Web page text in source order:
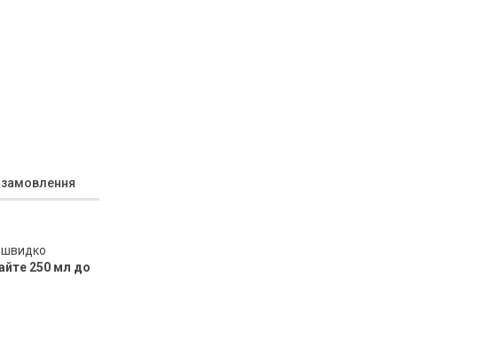
швидко
250 мл до